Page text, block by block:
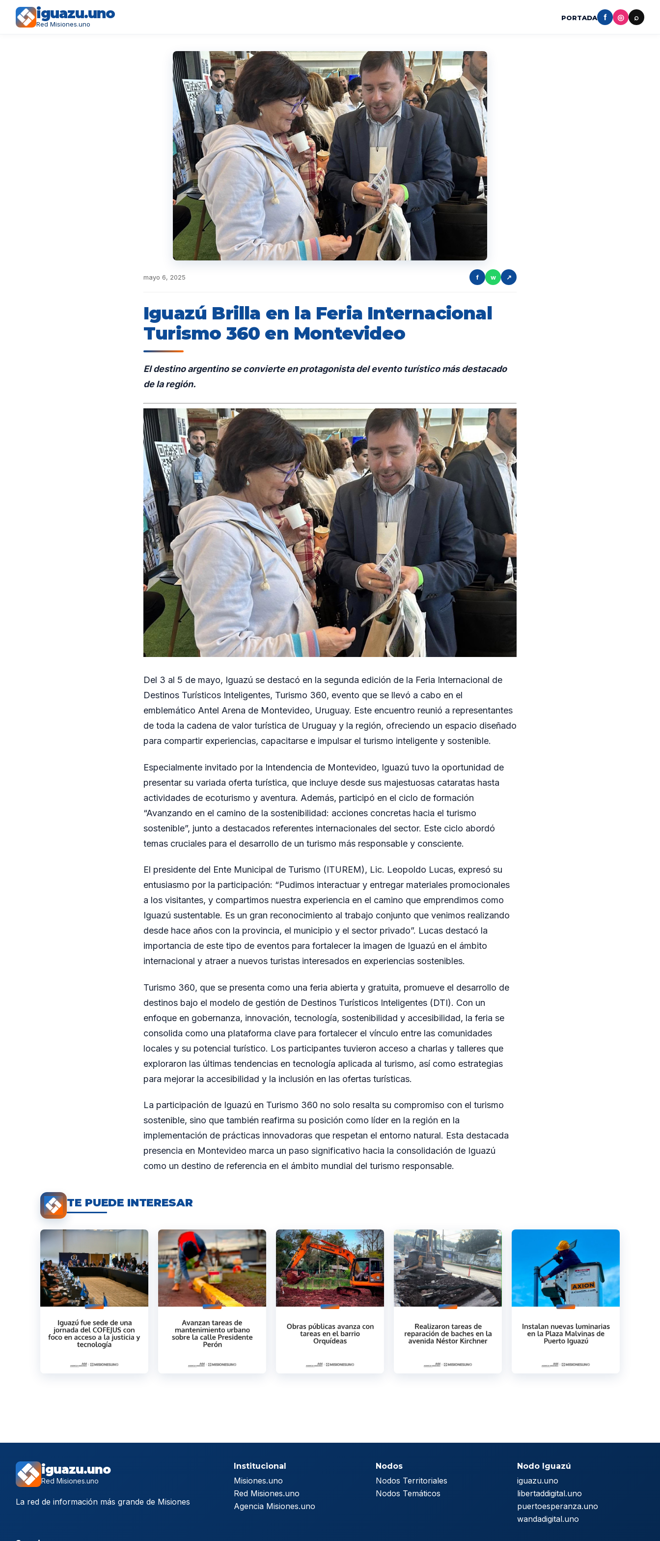
iguazu.uno
Red Misiones.uno
PORTADA f ◎ ⌕
mayo 6, 2025 f w ↗
Iguazú Brilla en la Feria Internacional
Turismo 360 en Montevideo
El destino argentino se convierte en protagonista del evento turístico más destacado
de la región.
Del 3 al 5 de mayo, Iguazú se destacó en la segunda edición de la Feria Internacional de
Destinos Turísticos Inteligentes, Turismo 360, evento que se llevó a cabo en el
emblemático Antel Arena de Montevideo, Uruguay. Este encuentro reunió a representantes
de toda la cadena de valor turística de Uruguay y la región, ofreciendo un espacio diseñado
para compartir experiencias, capacitarse e impulsar el turismo inteligente y sostenible.
Especialmente invitado por la Intendencia de Montevideo, Iguazú tuvo la oportunidad de
presentar su variada oferta turística, que incluye desde sus majestuosas cataratas hasta
actividades de ecoturismo y aventura. Además, participó en el ciclo de formación
“Avanzando en el camino de la sostenibilidad: acciones concretas hacia el turismo
sostenible”, junto a destacados referentes internacionales del sector. Este ciclo abordó
temas cruciales para el desarrollo de un turismo más responsable y consciente.
El presidente del Ente Municipal de Turismo (ITUREM), Lic. Leopoldo Lucas, expresó su
entusiasmo por la participación: “Pudimos interactuar y entregar materiales promocionales
a los visitantes, y compartimos nuestra experiencia en el camino que emprendimos como
Iguazú sustentable. Es un gran reconocimiento al trabajo conjunto que venimos realizando
desde hace años con la provincia, el municipio y el sector privado”. Lucas destacó la
importancia de este tipo de eventos para fortalecer la imagen de Iguazú en el ámbito
internacional y atraer a nuevos turistas interesados en experiencias sostenibles.
Turismo 360, que se presenta como una feria abierta y gratuita, promueve el desarrollo de
destinos bajo el modelo de gestión de Destinos Turísticos Inteligentes (DTI). Con un
enfoque en gobernanza, innovación, tecnología, sostenibilidad y accesibilidad, la feria se
consolida como una plataforma clave para fortalecer el vínculo entre las comunidades
locales y su potencial turístico. Los participantes tuvieron acceso a charlas y talleres que
exploraron las últimas tendencias en tecnología aplicada al turismo, así como estrategias
para mejorar la accesibilidad y la inclusión en las ofertas turísticas.
La participación de Iguazú en Turismo 360 no solo resalta su compromiso con el turismo
sostenible, sino que también reafirma su posición como líder en la región en la
implementación de prácticas innovadoras que respetan el entorno natural. Esta destacada
presencia en Montevideo marca un paso significativo hacia la consolidación de Iguazú
como un destino de referencia en el ámbito mundial del turismo responsable.
TE PUEDE INTERESAR
iguazu.uno
Red Misiones.uno
La red de información más grande de Misiones
Institucional
Misiones.uno
Red Misiones.uno
Agencia Misiones.uno
Nodos
Nodos Territoriales
Nodos Temáticos
Nodo Iguazú
iguazu.uno
libertaddigital.uno
puertoesperanza.uno
wandadigital.uno